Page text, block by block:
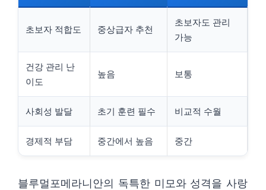
초보자 적합도 중상급자 추천
초보자도 관리
가능
건강 관리 난
이도
높음 보통
사회성 발달 초기 훈련 필수 비교적 수월
경제적 부담 중간에서 높음 중간
블루멀포메라니안의 독특한 미모와 성격을 사랑